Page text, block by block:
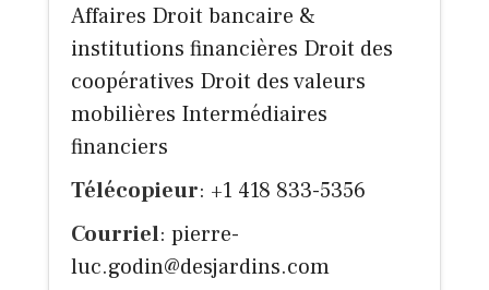
Affaires Droit bancaire &
institutions financières Droit des
coopératives Droit des valeurs
mobilières Intermédiaires
financiers
Télécopieur: +1 418 833-5356
Courriel: pierre-
luc.godin@desjardins.com